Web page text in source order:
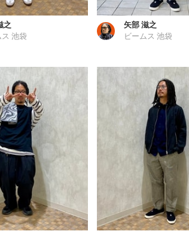
之
ス 池袋
矢部 滋之
ビームス 池袋